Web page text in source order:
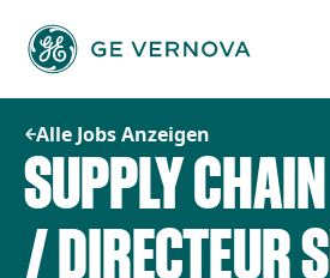
Inhalt
springen
Alle Jobs Anzeigen
SUPPLY
/ DIRECTEUR